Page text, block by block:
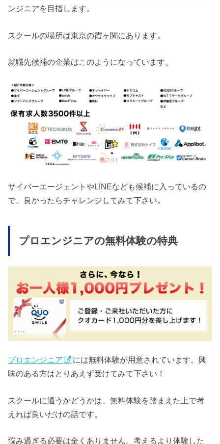
ンジニアを目指します。
スクールの場所は東京の霞ヶ関にあります。
就職先候補の企業はこのようになっています。
サイバーエージェントやLINEなども候補に入っているの
で、良かったらチャレンジしてみて下さい。
プロエンジニアの無料体験の特典
プロエンジニア
には無料体験が用意されています。興
味のある方はとりあえず受けてみて下さい！
スクールに通うかどうかは、無料体験を踏まえた上で考
えれば良いだけの話です。
悩み過ぎる必要は全くありません。考えるより体験した